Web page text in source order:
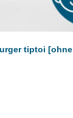
tiptoi [ohne